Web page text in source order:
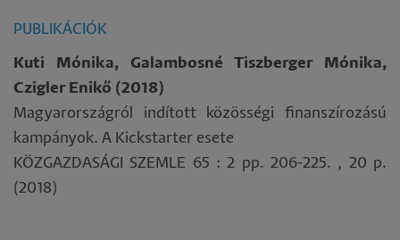
PUBLIKÁCIÓK
Kuti Mónika, Galambosné Tiszberger Mónika,
Czigler Enikő (2018)
Magyarországról indított közösségi finanszírozású
kampányok. A Kickstarter esete
KÖZGAZDASÁGI SZEMLE 65 : 2 pp. 206-225. , 20 p.
(2018)